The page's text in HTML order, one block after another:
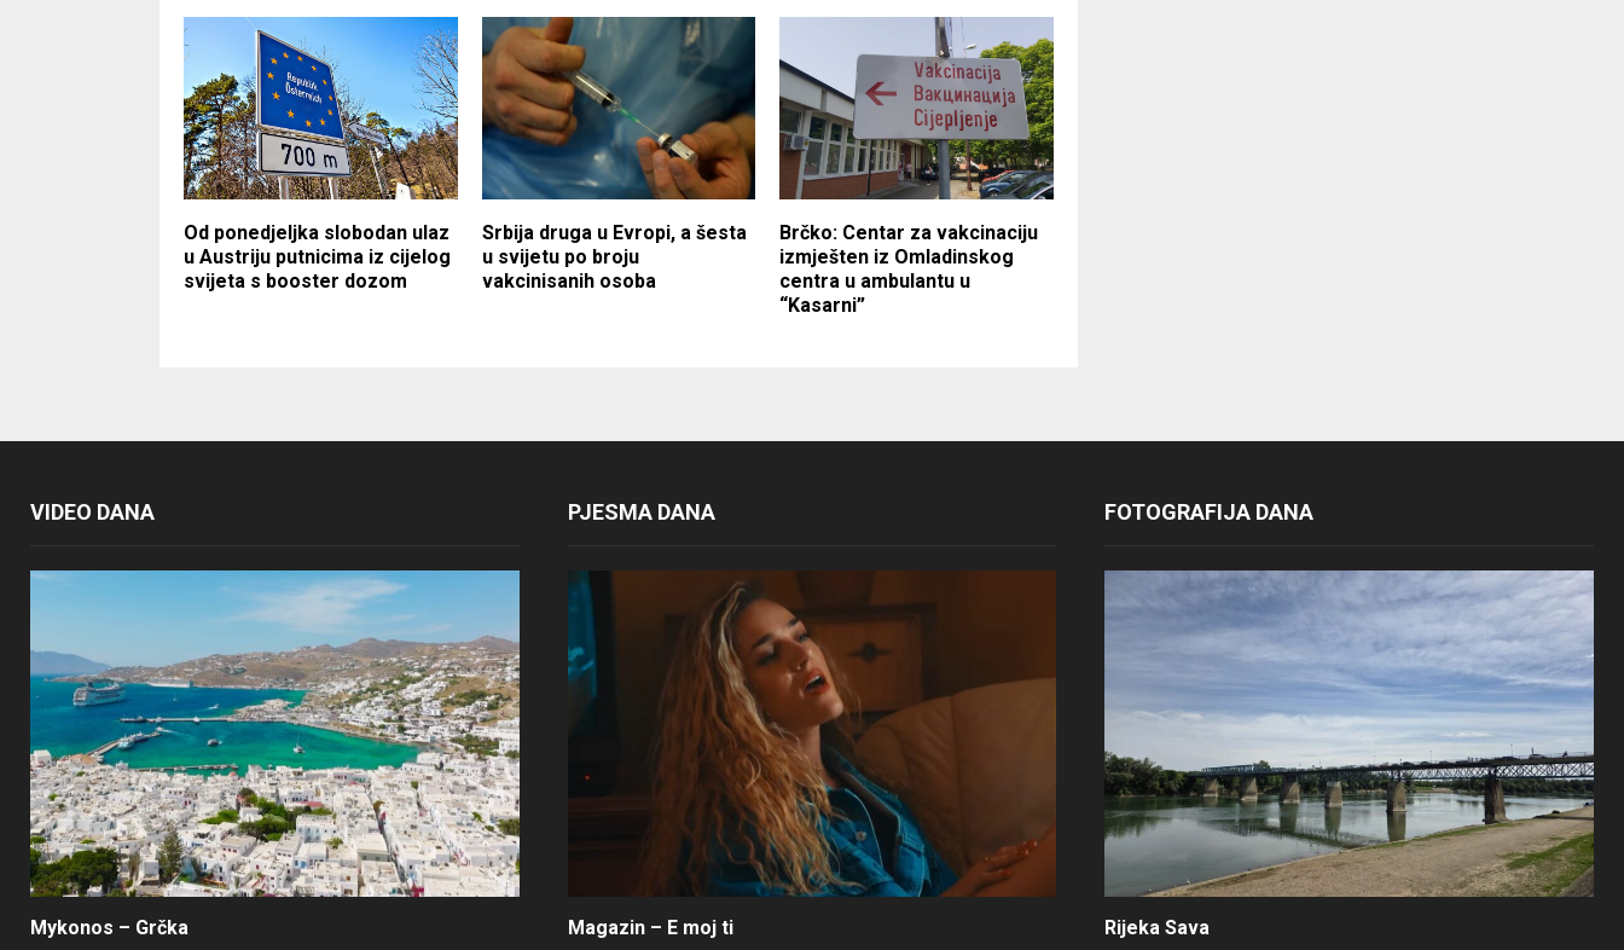
Od ponedjeljka slobodan ulaz
u Austriju putnicima iz cijelog
svijeta s booster dozom
Srbija druga u Evropi, a šesta
u svijetu po broju
vakcinisanih osoba
Brčko: Centar za vakcinaciju
izmješten iz Omladinskog
centra u ambulantu u
“Kasarni”
VIDEO DANA
Mykonos – Grčka
PJESMA DANA
Magazin – E moj ti
FOTOGRAFIJA DANA
Rijeka Sava